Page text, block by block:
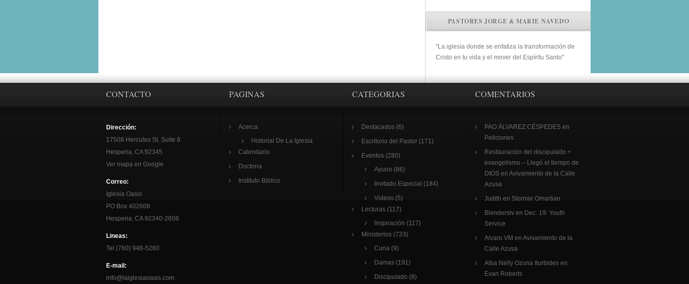
PASTORES JORGE & MARIE NAVEDO
"La iglesia donde se enfatiza la transformación de
Cristo en tu vida y el mover del Espíritu Santo"
CONTACTO
Dirección:
17508 Hercules St. Suite 8
Hesperia, CA 92345
Ver mapa en Google
Correo:
Iglesia Oasis
PO Box 402608
Hesperia, CA 92340-2608
Lineas:
Tel (760) 948-5260
E-mail:
info@laiglesiaoasis.com
PAGINAS
Acerca
Historial De La Iglesia
Calendario
Doctrina
Instituto Biblico
CATEGORIAS
Destacados (6)
Escritorio del Pastor (171)
Eventos (280)
Ayuno (86)
Invitado Especial (184)
Videos (5)
Lecturas (117)
Inspiración (117)
Ministerios (733)
Cuna (9)
Damas (191)
Discipulado (8)
COMENTARIOS
PAO ÁLVAREZ CÉSPEDES en
Peticiones
Restauración del discipulado +
evangelismo – Llegó el tiempo de
DIOS en Avivamiento de la Calle
Azusa
Judith en Stormie Omartian
Blenderslv en Dec. 19: Youth
Service
Alvaro VM en Avivamiento de la
Calle Azusa
Alba Nelly Ozuna Iturbides en
Evan Roberts